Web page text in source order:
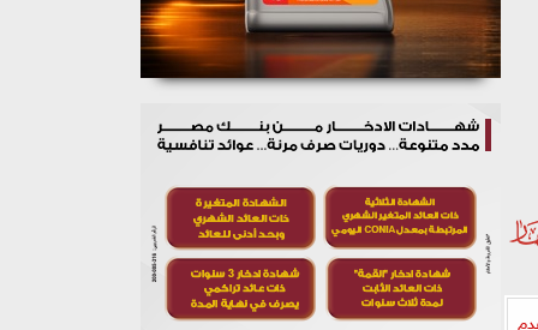
2024.. تقدم